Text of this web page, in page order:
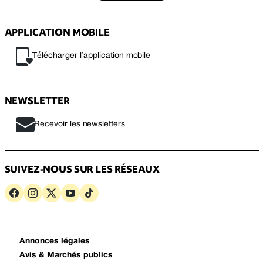
APPLICATION MOBILE
Télécharger l’application mobile
NEWSLETTER
Recevoir les newsletters
SUIVEZ-NOUS SUR LES RÉSEAUX
Annonces légales
Avis & Marchés publics